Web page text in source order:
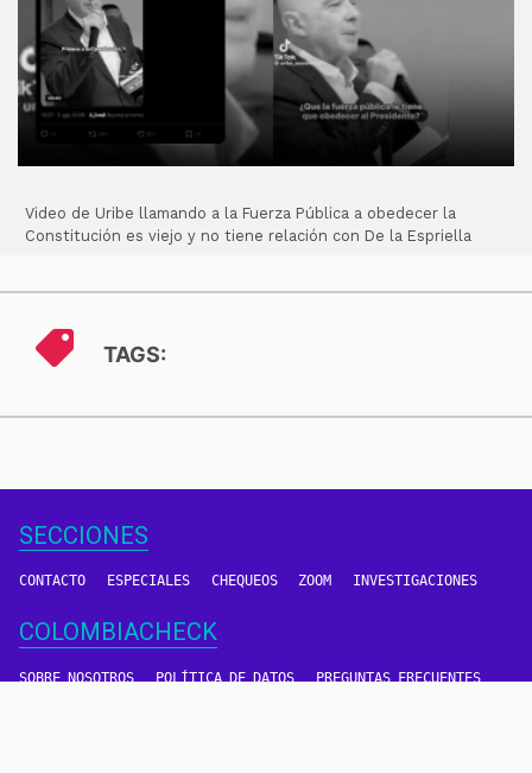
Video de Uribe llamando a la Fuerza Pública a obedecer la
Constitución es viejo y no tiene relación con De la Espriella
TAGS:
SECCIONES
CONTACTO ESPECIALES CHEQUEOS ZOOM INVESTIGACIONES
COLOMBIACHECK
SOBRE NOSOTROS POLÍTICA DE DATOS PREGUNTAS FRECUENTES